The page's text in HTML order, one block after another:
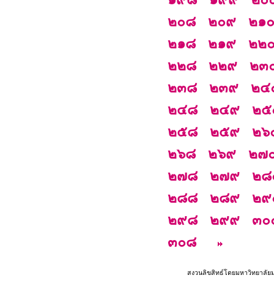
๒๐๘
๒๐๙
๒๑๐
๒๑๘
๒๑๙
๒๒
๒๒๘
๒๒๙
๒๓
๒๓๘
๒๓๙
๒๔
๒๔๘
๒๔๙
๒๕
๒๕๘
๒๕๙
๒๖
๒๖๘
๒๖๙
๒๗
๒๗๘
๒๗๙
๒๘
๒๘๘
๒๘๙
๒๙
๒๙๘
๒๙๙
๓๐
๓๐๘
สงวนลิขสิทธ์โดยมหาวิทยาลั